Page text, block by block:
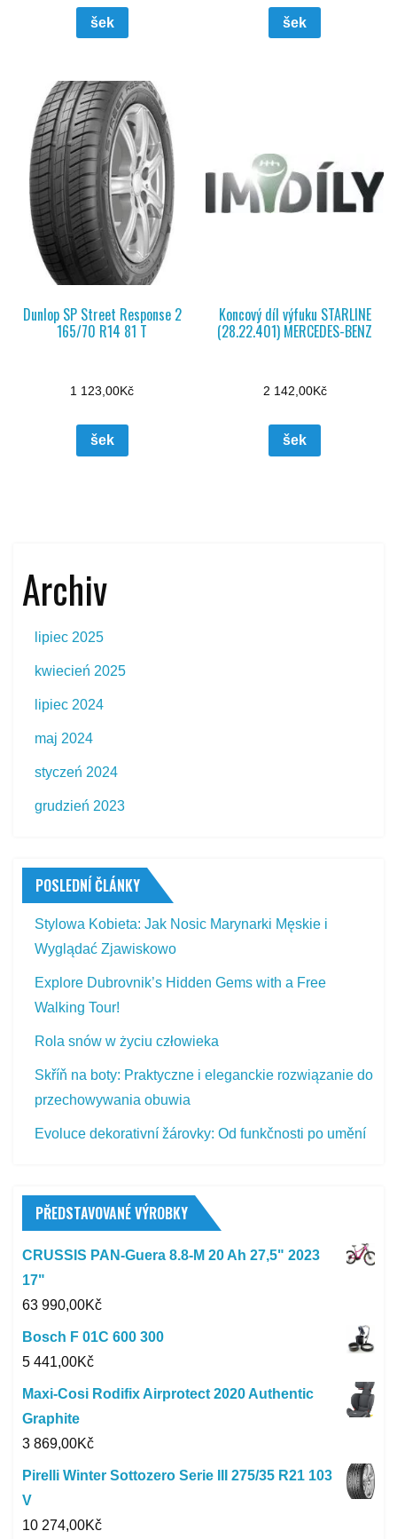
šek šek
Dunlop SP Street Response 2
165/70 R14 81 T
1 123,00Kč
šek
Koncový díl výfuku STARLINE
(28.22.401) MERCEDES-BENZ
2 142,00Kč
šek
Archiv
lipiec 2025
kwiecień 2025
lipiec 2024
maj 2024
styczeń 2024
grudzień 2023
POSLEDNÍ ČLÁNKY
Stylowa Kobieta: Jak Nosic Marynarki Męskie i
Wyglądać Zjawiskowo
Explore Dubrovnik’s Hidden Gems with a Free
Walking Tour!
Rola snów w życiu człowieka
Skříň na boty: Praktyczne i eleganckie rozwiązanie do
przechowywania obuwia
Evoluce dekorativní žárovky: Od funkčnosti po umění
PŘEDSTAVOVANÉ VÝROBKY
CRUSSIS PAN-Guera 8.8-M 20 Ah 27,5" 2023
17"
63 990,00Kč
Bosch F 01C 600 300
5 441,00Kč
Maxi-Cosi Rodifix Airprotect 2020 Authentic
Graphite
3 869,00Kč
Pirelli Winter Sottozero Serie III 275/35 R21 103
V
10 274,00Kč